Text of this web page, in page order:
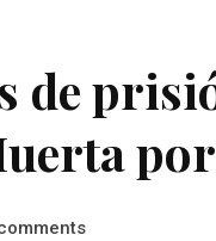
de